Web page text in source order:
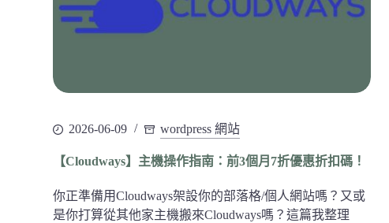
2026-06-09 wordpress 網站
【Cloudways】主機操作指南：前3個月7折優惠折扣碼！
你正準備用Cloudways架設你的部落格/個人網站嗎？又或
是你打算從其他家主機搬來Cloudways嗎？這篇我整理